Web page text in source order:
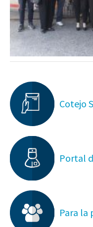
Cotejo
Portal
Para la